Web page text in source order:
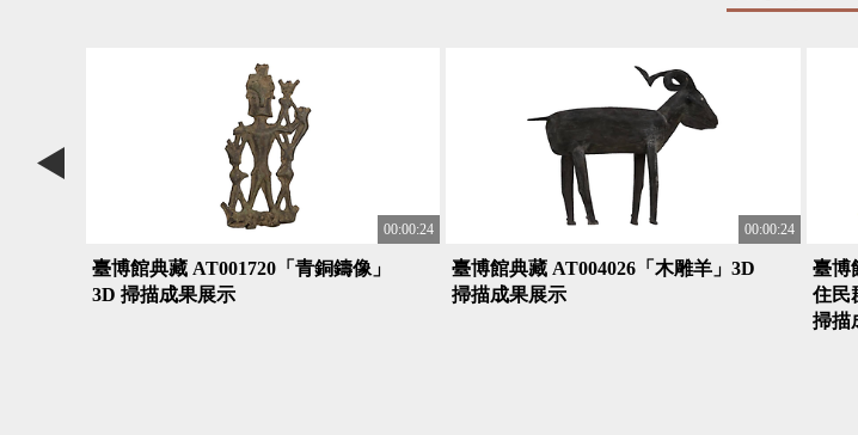
00:00:24
臺博館典藏 AT001720「青銅鑄像」
3D 掃描成果展示
00:00:24
臺博館典藏 AT004026「木雕羊」3D
掃描成果展示
臺博
住民
掃描